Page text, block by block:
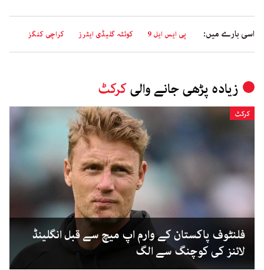
اسی بارے میں: پی ایس ایل 9 کوئٹہ گلیڈی ایٹرز کراچی کنگز
زیادہ پڑھی جانے والیکرکٹ
کرکٹ
فلنٹوف پاکستان کے وارم اپ میچ سے قبل انگلینڈ
لائنز کی کوچنگ سے الگ